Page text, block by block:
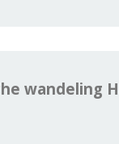
wandeling